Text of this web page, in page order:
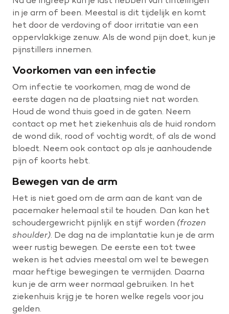
in je arm of been. Meestal is dit tijdelijk en komt
het door de verdoving of door irritatie van een
oppervlakkige zenuw. Als de wond pijn doet, kun je
pijnstillers innemen.
Voorkomen van een infectie
Om infectie te voorkomen, mag de wond de
eerste dagen na de plaatsing niet nat worden.
Houd de wond thuis goed in de gaten. Neem
contact op met het ziekenhuis als de huid rondom
de wond dik, rood of vochtig wordt, of als de wond
bloedt. Neem ook contact op als je aanhoudende
pijn of koorts hebt.
Bewegen van de arm
Het is niet goed om de arm aan de kant van de
pacemaker helemaal stil te houden. Dan kan het
schoudergewricht pijnlijk en stijf worden (frozen
shoulder) . De dag na de implantatie kun je de arm
weer rustig bewegen. De eerste een tot twee
weken is het advies meestal om wel te bewegen
maar heftige bewegingen te vermijden. Daarna
kun je de arm weer normaal gebruiken. In het
ziekenhuis krijg je te horen welke regels voor jou
gelden.